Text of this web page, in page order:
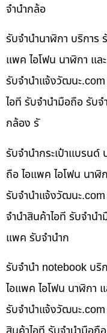
จำนำกล้อ
รับจำนำนาฬิกา บริการ
แพค ไอโฟน นาฬิกา แ
รับจํานําแจ้งวัฒนะ
ไอที รับจำนำมือถือ รับ
กล้อง รั
รับจำนำกระเป๋าแบรนด์
ถือ ไอแพค ไอโฟน นาฬิ
รับจํานําแจ้งวัฒนะ
จำนำสินค้าไอที รับจำน
แพค รับจำนำก
รับจำนำ notebook บริ
ไอแพค ไอโฟน นาฬิกา
รับจํานําแจ้งวัฒนะ